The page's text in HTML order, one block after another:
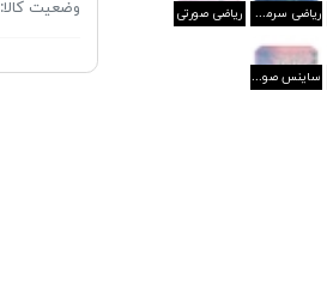
ریاضی سرمه ای ریاضی صورتی
ساینس صورتی
وضعیت کالا: